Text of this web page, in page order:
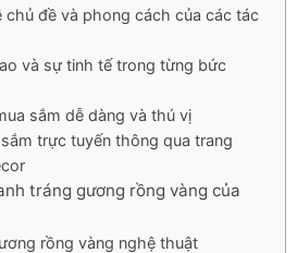
chủ đề và phong cách của các tác
và sự tinh tế trong từng bức
sắm dễ dàng và thú vị
trực tuyến thông qua trang
tráng gương rồng vàng của
rồng vàng nghệ thuật